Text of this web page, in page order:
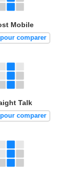
Mobile
comparer
Talk
comparer